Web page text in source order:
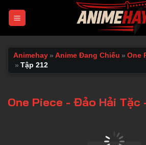
Animehay » Anime Đang Chiếu » One
» Tập 212
One Piece - Đảo Hải Tặc